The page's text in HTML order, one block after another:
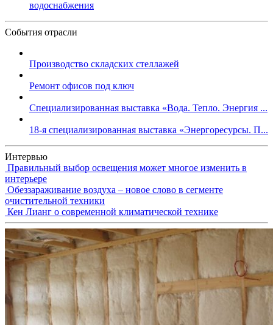
водоснабжения
События отрасли
Производство складских стеллажей
Ремонт офисов под ключ
Специализированная выставка «Вода. Тепло. Энергия ...
18-я специализированная выставка «Энергоресурсы. П...
Интервью
Правильный выбор освещения может многое изменить в
интерьере
Обеззараживание воздуха – новое слово в сегменте
очистительной техники
Кен Лианг о современной климатической технике